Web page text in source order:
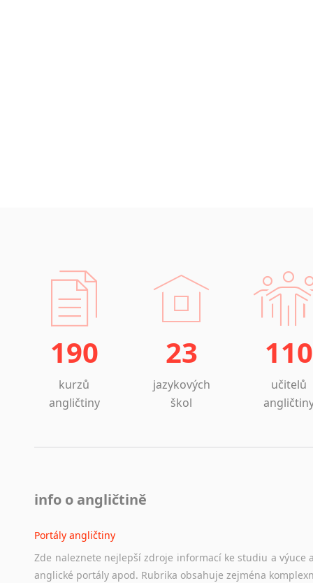
190
kurzů
angličtiny
23
jazykových
škol
110
učitelů
info o angličtině
Portály angličtiny
Zde naleznete nejlepší zdroje informací ke studiu a výuce
anglické portály apod. Rubrika obsahuje zejména